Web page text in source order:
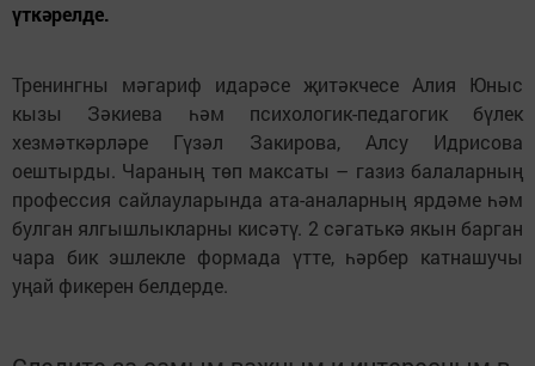
үткәрелде.
Тренингны мәгариф идарәсе җитәкчесе Алия Юныс
кызы Зәкиева һәм психологик-педагогик бүлек
хезмәткәрләре Гүзәл Закирова, Алсу Идрисова
оештырды. Чараның төп максаты – газиз балаларның
профессия сайлауларында ата-аналарның ярдәме һәм
булган ялгышлыкларны кисәтү. 2 сәгатькә якын барган
чара бик эшлекле формада үтте, һәрбер катнашучы
уңай фикерен белдерде.